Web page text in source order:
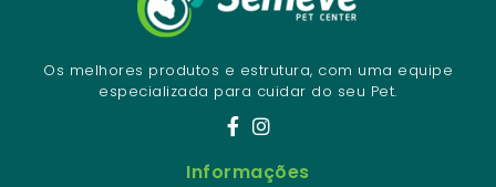
Os melhores produtos e estrutura, com uma equipe
especializada para cuidar do seu Pet.
Informações